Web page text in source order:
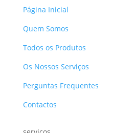
Página Inicial
Quem Somos
Todos os Produtos
Os Nossos Serviços
Perguntas Frequentes
Contactos